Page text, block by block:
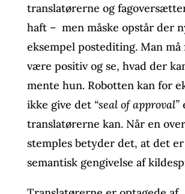
translatørerne og
haft – men måske opstår der
eksempel postediting. Man må
være positiv og se, hvad der
mente hun. Robotten kan for
ikke give det “seal of approval”
translatørerne kan. Når en
stemples betyder det, at det
semantisk gengivelse af